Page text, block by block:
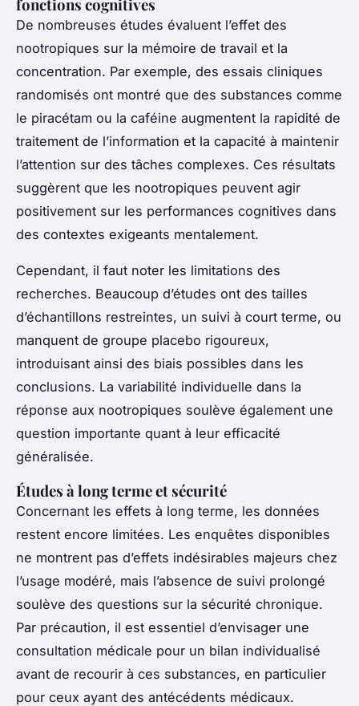
fonctions cognitives
De nombreuses études évaluent l’effet des
nootropiques sur la mémoire de travail et la
concentration. Par exemple, des essais cliniques
randomisés ont montré que des substances comme
le piracétam ou la caféine augmentent la rapidité de
traitement de l’information et la capacité à maintenir
l’attention sur des tâches complexes. Ces résultats
suggèrent que les nootropiques peuvent agir
positivement sur les performances cognitives dans
des contextes exigeants mentalement.
Cependant, il faut noter les limitations des
recherches. Beaucoup d’études ont des tailles
d’échantillons restreintes, un suivi à court terme, ou
manquent de groupe placebo rigoureux,
introduisant ainsi des biais possibles dans les
conclusions. La variabilité individuelle dans la
réponse aux nootropiques soulève également une
question importante quant à leur efficacité
généralisée.
Études à long terme et sécurité
Concernant les effets à long terme, les données
restent encore limitées. Les enquêtes disponibles
ne montrent pas d’effets indésirables majeurs chez
l’usage modéré, mais l’absence de suivi prolongé
soulève des questions sur la sécurité chronique.
Par précaution, il est essentiel d’envisager une
consultation médicale pour un bilan individualisé
avant de recourir à ces substances, en particulier
pour ceux ayant des antécédents médicaux.